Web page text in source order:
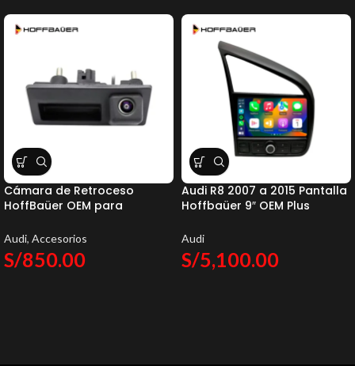
Cámara de Retroceso
HoffBaüer OEM para
Audi, Accesorios
S/850.00
Audi R8 2007 a 2015 Pantalla
Hoffbaüer 9″ OEM Plus
Audi
S/5,100.00